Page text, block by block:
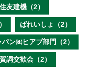
住友建機（2）
ばれいしょ（2）
ン㈱ヒアブ部門（2）
賀詞交歓会（2）